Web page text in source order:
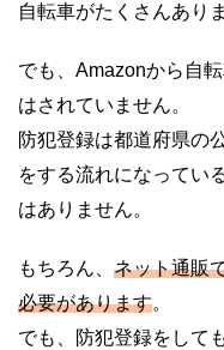
自転車がたくさんあり
でも、Amazonから自
はされていません。
防犯登録は都道府県の
をする流れになってい
はありません。
もちろん、 ネット通販
必要があります。
でも、防犯登録をして